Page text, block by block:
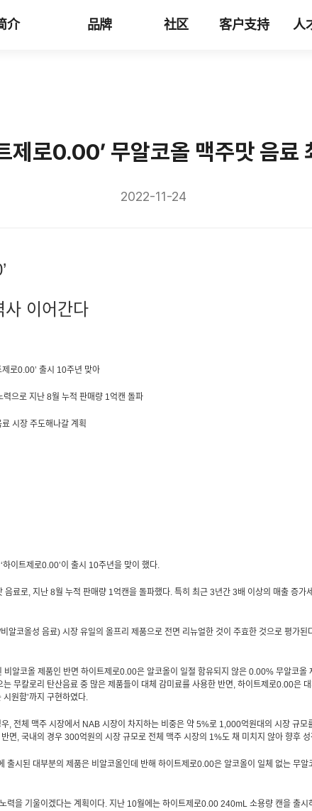
介 品牌 社区 客户支持 人
제로0.00’ 무알코올 맥주맛 음료
2022-11-24
’
사 이어간다
로0.00’ 출시 10주년 맞아
력으로 지난 8월 누적 판매량 1억캔 돌파
시장 주도해나갈 계획
하이트제로0.00’이 출시 10주년을 맞이 했다.
음료로, 지난 8월 누적 판매량 1억캔을 돌파했다. 특히 최근 3년간 3배 이상의 매출 증가
비알코올성 음료) 시장 유일의 올프리 제품으로 전면 리뉴얼한 것이 주효한 것으로 평가된
비알코올 제품인 반면 하이트제로0.00은 알코올이 일절 함유되지 않은 0.00% 무알코올
는 무칼로리 탄산음료 중 많은 제품들이 대체 감미료를 사용한 반면, 하이트제로0.00은
시원함’까지 구현하였다.
, 전체 맥주 시장에서 NAB 시장이 차지하는 비중은 약 5%로 1,000억원대의 시장 규모
반면, 국내의 경우 300억원의 시장 규모로 전체 맥주 시장의 1%도 채 미치지 않아 향후
출시된 대부분의 제품은 비알코올인데 반해 하이트제로0.00은 알코올이 일체 없는 무알
력을 기울이겠다는 계획이다. 지난 10월에는 하이트제로0.00 240mL 소용량 캔을 출시